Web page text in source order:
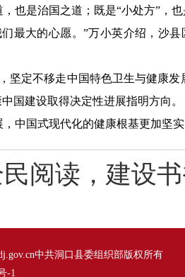
也是治国之道；既是“小处方”，也
最大的心愿。”万小英介绍，沙
坚定不移走中国特色卫生与健康
国建设取得决定性进展指明方向。
中国式现代化的健康根基更加坚实
阅读，建设
中共洞口县委组织部版权所有
-1